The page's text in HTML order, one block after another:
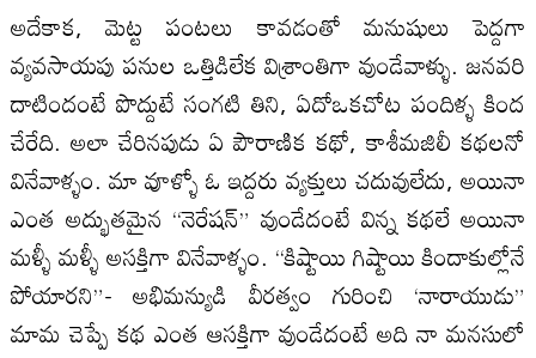
అదేకాక, మెట్ట పంటలు కావడంతో మనుషులు పెద్దగా
వ్యవసాయపు పనుల ఒత్తిడిలేక విశ్రాంతిగా వుండేవాళ్ళు. జనవరి
దాటిందంటే పొద్దుటే సంగటి తిని, ఏదోఒకచోట పందిళ్ళ కింద
చేరేది. అలా చేరినపుడు ఏ పౌరాణిక కథో, కాశీమజిలీ కథలనో
వినేవాళ్ళం. మా వూళ్ళో ఓ ఇద్దరు వ్యక్తులు చదువులేదు, అయినా
ఎంత అద్భుతమైన “నెరేషన్‌” వుండేదంటే విన్న కథలే అయినా
మళ్ళీ మళ్ళీ అసక్తిగా వినేవాళ్ళం. “కిష్టాయి గిష్టాయి కిందాకుల్లోనే
పోయారని”- అభిమన్యుడి వీరత్వం గురించి ‘నారాయుడు”
మామ చెప్పే కథ ఎంత ఆసక్తిగా వుండేదంటే అది నా మనసులో